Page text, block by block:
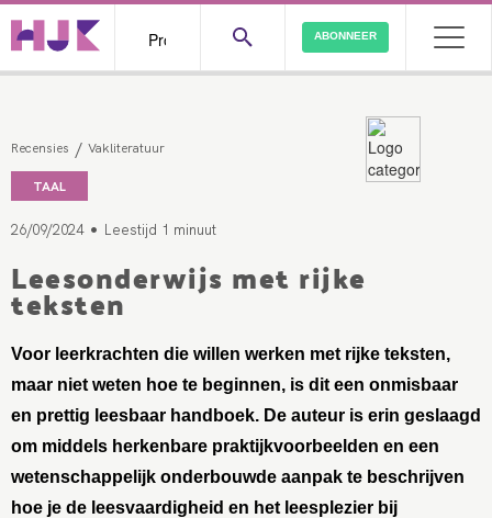
ABONNEER
Recensies / Vakliteratuur
TAAL
26/09/2024 • Leestijd 1 minuut
Leesonderwijs met rijke
teksten
Voor leerkrachten die willen werken met rijke teksten,
maar niet weten hoe te beginnen, is dit een onmisbaar
en prettig leesbaar handboek. De auteur is erin geslaagd
om middels herkenbare praktijkvoorbeelden en een
wetenschappelijk onderbouwde aanpak te beschrijven
hoe je de leesvaardigheid en het leesplezier bij